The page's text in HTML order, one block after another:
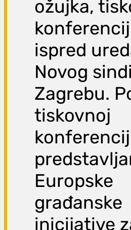
ožujka,
ispred
Novog
Zagrebu.
tiskovnoj
Europske
građanske
inicijative